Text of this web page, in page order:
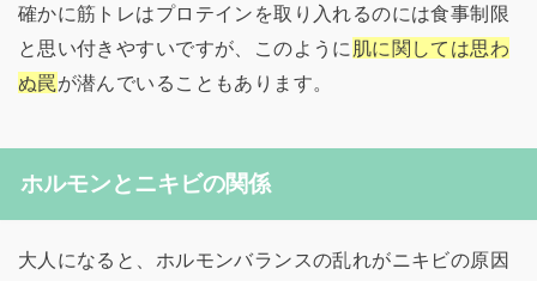
確かに筋トレはプロテインを取り入れるのには食事制限
と思い付きやすいですが、このように 肌に関しては思わ
ぬ罠 が潜んでいることもあります。
ホルモンとニキビの関係
大人になると、ホルモンバランスの乱れがニキビの原因